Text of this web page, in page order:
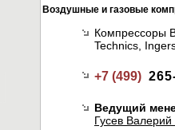
Воздушные и газовые
Компрессоры
Technics,
+7 (499)
Ведущий
Гусев